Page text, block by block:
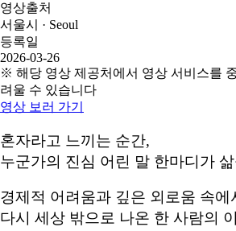
영상출처
서울시 · Seoul
등록일
2026-03-26
※ 해당 영상 제공처에서 영상 서비스를
려울 수 있습니다
영상 보러 가기
혼자라고 느끼는 순간,
누군가의 진심 어린 말 한마디가
경제적 어려움과 깊은 외로움 속에
다시 세상 밖으로 나온 한 사람의